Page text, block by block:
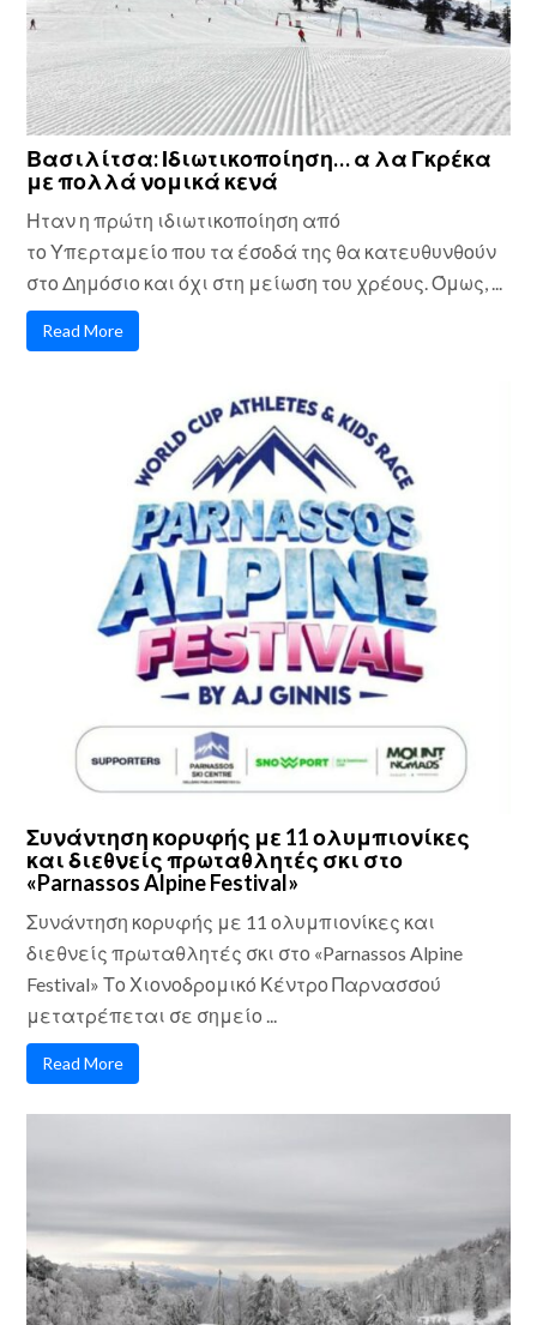
Βασιλίτσα: Ιδιωτικοποίηση… α λα Γκρέκα
με πολλά νομικά κενά
Ηταν η πρώτη ιδιωτικοποίηση από
το Υπερταμείο που τα έσοδά της θα κατευθυνθούν
στο Δημόσιο και όχι στη μείωση του χρέους. Όμως, ...
Read More
Συνάντηση κορυφής με 11 ολυμπιονίκες
και διεθνείς πρωταθλητές σκι στο
«Parnassos Alpine Festival»
Συνάντηση κορυφής με 11 ολυμπιονίκες και
διεθνείς πρωταθλητές σκι στο «Parnassos Alpine
Festival» Το Χιονοδρομικό Κέντρο Παρνασσού
μετατρέπεται σε σημείο ...
Read More